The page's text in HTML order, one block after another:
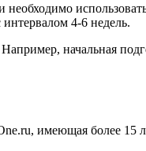
4-6 недель.
начальная
имеющая более 15